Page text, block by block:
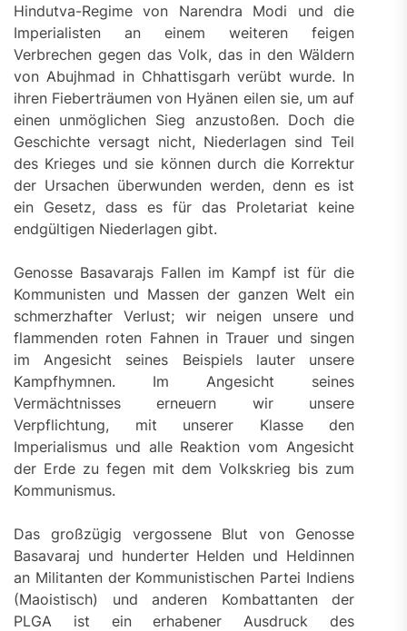
Hindutva-Regime von Narendra Modi und die
Imperialisten an einem weiteren feigen
Verbrechen gegen das Volk, das in den Wäldern
von Abujhmad in Chhattisgarh verübt wurde. In
ihren Fieberträumen von Hyänen eilen sie, um auf
einen unmöglichen Sieg anzustoßen. Doch die
Geschichte versagt nicht, Niederlagen sind Teil
des Krieges und sie können durch die Korrektur
der Ursachen überwunden werden, denn es ist
ein Gesetz, dass es für das Proletariat keine
endgültigen Niederlagen gibt.
Genosse Basavarajs Fallen im Kampf ist für die
Kommunisten und Massen der ganzen Welt ein
schmerzhafter Verlust; wir neigen unsere und
flammenden roten Fahnen in Trauer und singen
im Angesicht seines Beispiels lauter unsere
Kampfhymnen. Im Angesicht seines
Vermächtnisses erneuern wir unsere
Verpflichtung, mit unserer Klasse den
Imperialismus und alle Reaktion vom Angesicht
der Erde zu fegen mit dem Volkskrieg bis zum
Kommunismus.
Das großzügig vergossene Blut von Genosse
Basavaraj und hunderter Helden und Heldinnen
an Militanten der Kommunistischen Partei Indiens
(Maoistisch) und anderen Kombattanten der
PLGA ist ein erhabener Ausdruck des